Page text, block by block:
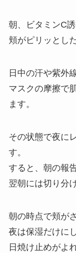
朝、ビタミンC
頬がピリッとし
日中の汗や紫外線
マスクの摩擦で
ます。
その状態で夜に
す。
すると、朝の報
翌朝には切り分
朝の時点で頬が
夜は保湿だけに
日焼け止めがよ